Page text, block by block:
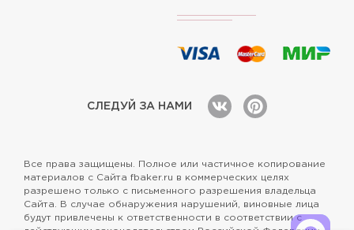
СЛЕДУЙ ЗА НАМИ
Все права защищены. Полное или частичное копирование
материалов с Сайта fbaker.ru в коммерческих целях
разрешено только с письменного разрешения владельца
Сайта. В случае обнаружения нарушений, виновные лица
будут привлечены к ответственности в соответствии с